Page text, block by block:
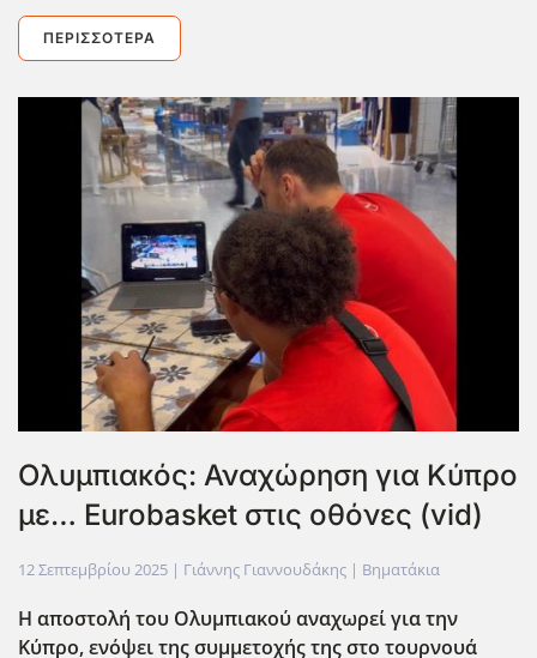
ΠΕΡΙΣΣΌΤΕΡΑ
Ολυμπιακός: Αναχώρηση για Κύπρο
με… Eurobasket στις οθόνες (vid)
12 Σεπτεμβρίου 2025 | Γιάννης Γιαννουδάκης | Βηματάκια
Η αποστολή του Ολυμπιακού αναχωρεί για την
Κύπρο, ενόψει της συμμετοχής της στο τουρνουά